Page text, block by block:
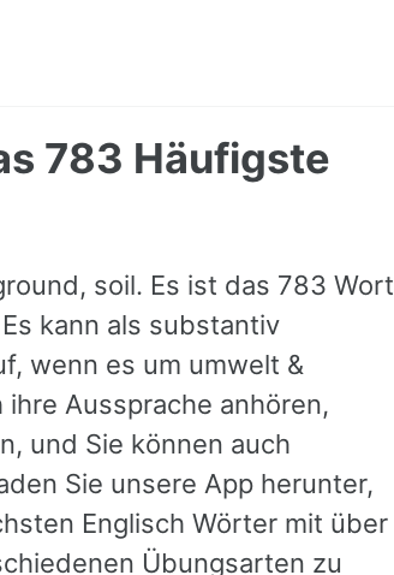
783 Häufigste
soil. Es ist das 783 Wort
kann als substantiv
wenn es um umwelt &
Aussprache anhören,
und Sie können auch
Sie unsere App herunter,
Englisch Wörter mit über
Übungsarten zu